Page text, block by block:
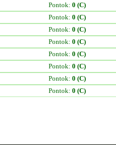
Pontok: 0 (C)
Pontok: 0 (C)
Pontok: 0 (C)
Pontok: 0 (C)
Pontok: 0 (C)
Pontok: 0 (C)
Pontok: 0 (C)
Pontok: 0 (C)